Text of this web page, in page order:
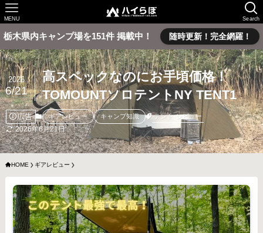
Search
MENU
栃木県内キャンプ場を151件 掲載中！ 随時更新！完全網羅！
高スペックなのにお手頃価格！
TOMOUNTソロテントNY TENT1
2026
6/21
広告 ギアレビュー キャンプ知識 テント レビュー
2026年6月21日
HOME ギアレビュー